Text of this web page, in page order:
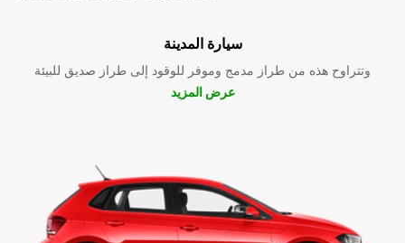
سيارة المدينة
وتتراوح هذه من طراز مدمج وموفر للوقود إلى طراز صديق للبيئة
عرض المزيد